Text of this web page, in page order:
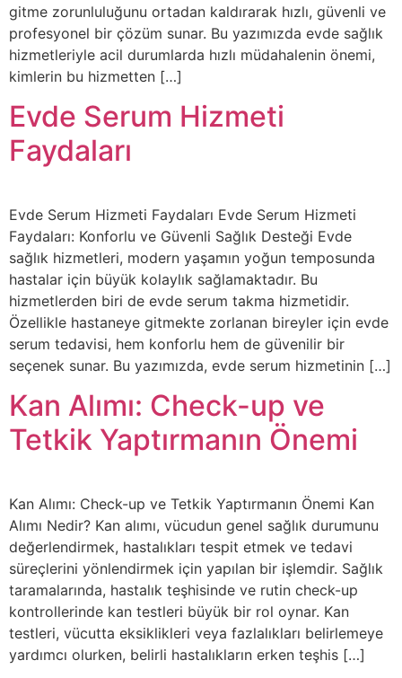
gitme zorunluluğunu ortadan kaldırarak hızlı, güvenli ve
profesyonel bir çözüm sunar. Bu yazımızda evde sağlık
hizmetleriyle acil durumlarda hızlı müdahalenin önemi,
kimlerin bu hizmetten […]
Evde Serum Hizmeti
Faydaları
Evde Serum Hizmeti Faydaları Evde Serum Hizmeti
Faydaları: Konforlu ve Güvenli Sağlık Desteği Evde
sağlık hizmetleri, modern yaşamın yoğun temposunda
hastalar için büyük kolaylık sağlamaktadır. Bu
hizmetlerden biri de evde serum takma hizmetidir.
Özellikle hastaneye gitmekte zorlanan bireyler için evde
serum tedavisi, hem konforlu hem de güvenilir bir
seçenek sunar. Bu yazımızda, evde serum hizmetinin […]
Kan Alımı: Check-up ve
Tetkik Yaptırmanın Önemi
Kan Alımı: Check-up ve Tetkik Yaptırmanın Önemi Kan
Alımı Nedir? Kan alımı, vücudun genel sağlık durumunu
değerlendirmek, hastalıkları tespit etmek ve tedavi
süreçlerini yönlendirmek için yapılan bir işlemdir. Sağlık
taramalarında, hastalık teşhisinde ve rutin check-up
kontrollerinde kan testleri büyük bir rol oynar. Kan
testleri, vücutta eksiklikleri veya fazlalıkları belirlemeye
yardımcı olurken, belirli hastalıkların erken teşhis […]